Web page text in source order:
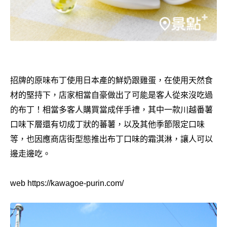
招牌的原味布丁使用日本產的鮮奶跟雞蛋，在使用天然食
材的堅持下，店家相當自豪做出了可能是客人從來沒吃過
的布丁！相當多客人購買當成伴手禮，其中一款川越番薯
口味下層還有切成丁狀的蕃薯，以及其他季節限定口味
等，也因應商店街型態推出布丁口味的霜淇淋，讓人可以
邊走邊吃。
web https://kawagoe-purin.com/